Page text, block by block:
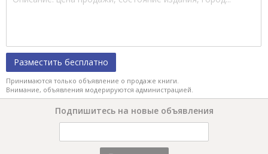
Разместить бесплатно
Принимаются только объявление о продаже книги.
Внимание, объявления модерируются администрацией.
Подпишитесь на новые объявления